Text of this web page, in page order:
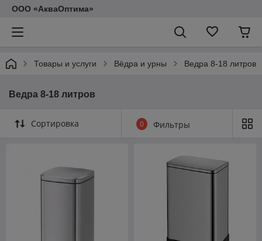
ООО «АкваОптима»
Товары и услуги Вёдра и урны Ведра 8-18 литров
Ведра 8-18 литров
Сортировка 0 Фильтры